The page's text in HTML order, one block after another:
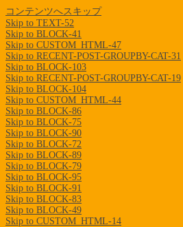
コンテンツへスキップ
Skip to TEXT-52
Skip to BLOCK-41
Skip to CUSTOM_HTML-47
Skip to RECENT-POST-GROUPBY-CAT-31
Skip to BLOCK-103
Skip to RECENT-POST-GROUPBY-CAT-19
Skip to BLOCK-104
Skip to CUSTOM_HTML-44
Skip to BLOCK-86
Skip to BLOCK-75
Skip to BLOCK-90
Skip to BLOCK-72
Skip to BLOCK-89
Skip to BLOCK-79
Skip to BLOCK-95
Skip to BLOCK-91
Skip to BLOCK-83
Skip to BLOCK-49
Skip to CUSTOM_HTML-14